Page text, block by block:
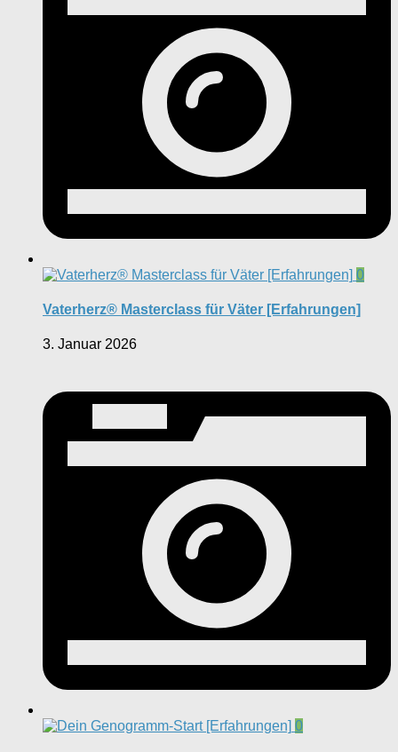
0
Vaterherz® Masterclass für Väter [Erfahrungen]
3. Januar 2026
0